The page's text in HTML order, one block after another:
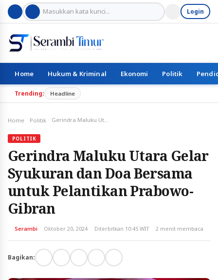
Login
Home Hukum & Kriminal Ekonomi Politik
Trending: Headline
Home Politik Gerindra Maluku Utara Gelar Syukuran dan Doa Bersama untuk Pelantikan Prabowo-Gibran
POLITIK
Gerindra Maluku Utara Gelar
Syukuran dan Doa Bersama
untuk Pelantikan Prabowo-
Gibran
Serambi Oktober 20, 2024 Diterbitkan 10:45 WIT 2 menit membaca
Bagikan: